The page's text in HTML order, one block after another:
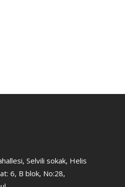
Selvili sokak, Helis
6, B blok, No:28,